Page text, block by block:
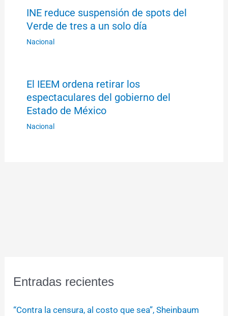
INE reduce suspensión de spots del
Verde de tres a un solo día
Nacional
El IEEM ordena retirar los
espectaculares del gobierno del
Estado de México
Nacional
Entradas recientes
“Contra la censura, al costo que sea”, Sheinbaum